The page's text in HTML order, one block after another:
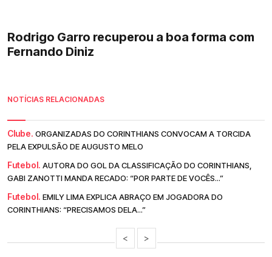
Rodrigo Garro recuperou a boa forma com
Fernando Diniz
NOTÍCIAS RELACIONADAS
Clube. ORGANIZADAS DO CORINTHIANS CONVOCAM A TORCIDA
PELA EXPULSÃO DE AUGUSTO MELO
Futebol. AUTORA DO GOL DA CLASSIFICAÇÃO DO CORINTHIANS,
GABI ZANOTTI MANDA RECADO: “POR PARTE DE VOCÊS...”
Futebol. EMILY LIMA EXPLICA ABRAÇO EM JOGADORA DO
CORINTHIANS: “PRECISAMOS DELA...”
< >